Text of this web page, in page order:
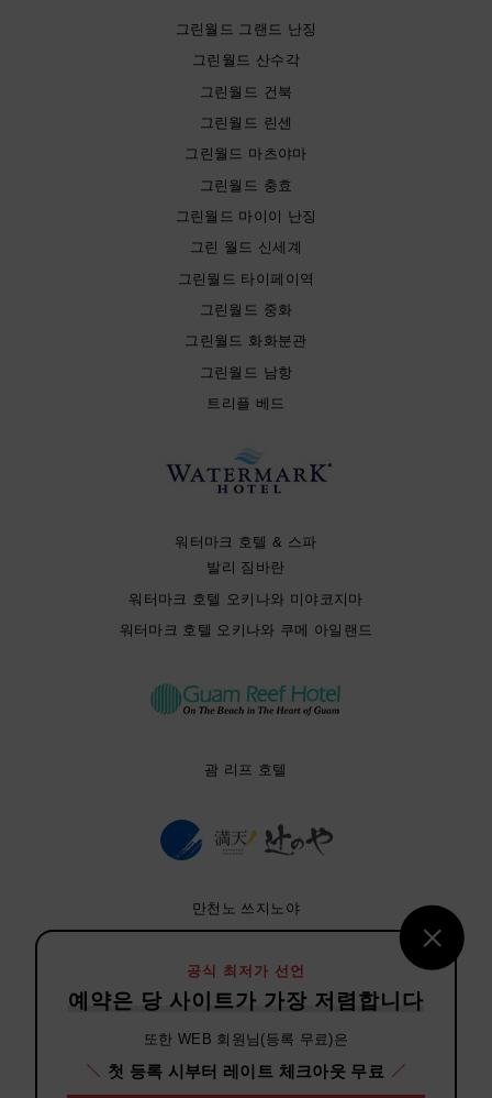
공식 최저가 선언
예약은 당 사이트가 가장 저렴합니다
또한 WEB 회원님(등록 무료)은
첫 등록 시부터 레이트 체크아웃 무료
그린월드 그랜드 난징
그린월드 산수각
그린월드 건북
그린월드 린센
그린월드 마츠야마
그린월드 충효
그린월드 마이이 난징
그린 월드 신세계
그린월드 타이페이역
그린월드 중화
그린월드 화화분관
그린월드 남항
트리플 베드
워터마크 호텔 & 스파
발리 짐바란
워터마크 호텔 오키나와 미야코지마
워터마크 호텔 오키나와 쿠메 아일랜드
괌 리프 호텔
만천노 쓰지노야
비손 호텔즈